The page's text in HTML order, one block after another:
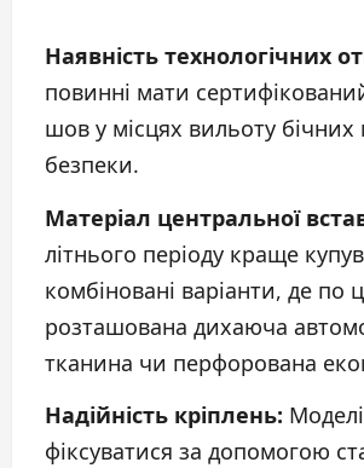
Наявність технологічних
повинні мати
шов у місцях вильоту
безпеки.
Матеріал центральної
літнього періоду краще
комбіновані варіанти, де по
розташована дихаюча
тканина чи перфорована
Надійність кріплень:
фіксуватися за допомогою